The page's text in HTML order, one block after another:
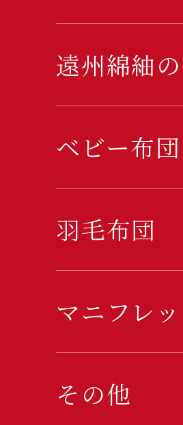
遠州綿紬
ベビー布団
羽毛布団
マニフレ
その他